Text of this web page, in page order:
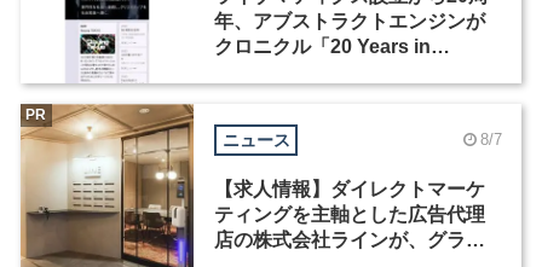
年、アブストラクトエンジンが
クロニクル「20 Years in
ニュース 8/7
【求人情報】ダイレクトマーケ
ティングを主軸とした広告代理
店の株式会社ラインが、グラフ
PR